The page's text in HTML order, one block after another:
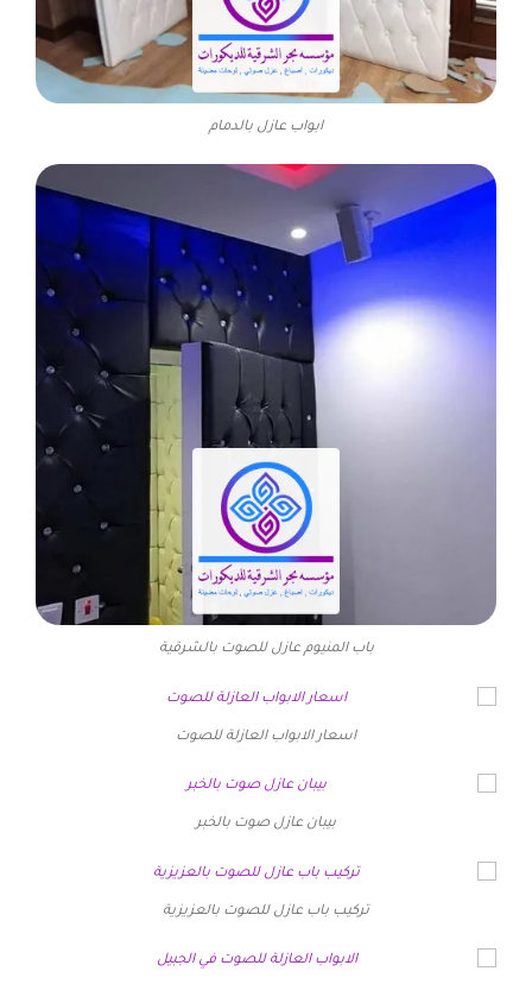
ابواب عازل بالدمام
باب المنيوم عازل للصوت بالشرقية
اسعار الابواب العازلة للصوت
بيبان عازل صوت بالخبر
تركيب باب عازل للصوت بالعزيزية